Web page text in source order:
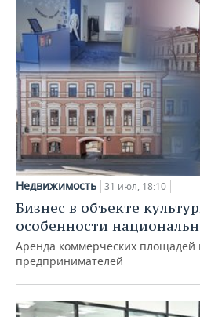
Недвижимость 31 июл, 18:10
Бизнес в объекте
особенности
Аренда коммерческих площадей
предпринимателей